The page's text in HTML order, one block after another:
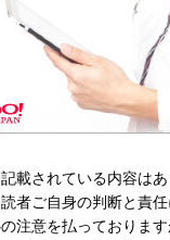
載されている内容は
者ご自身の判断と責
注意を払っておりま